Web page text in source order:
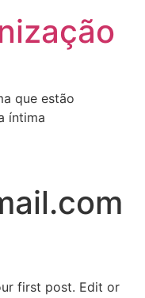
que estão
íntima
first post. Edit or